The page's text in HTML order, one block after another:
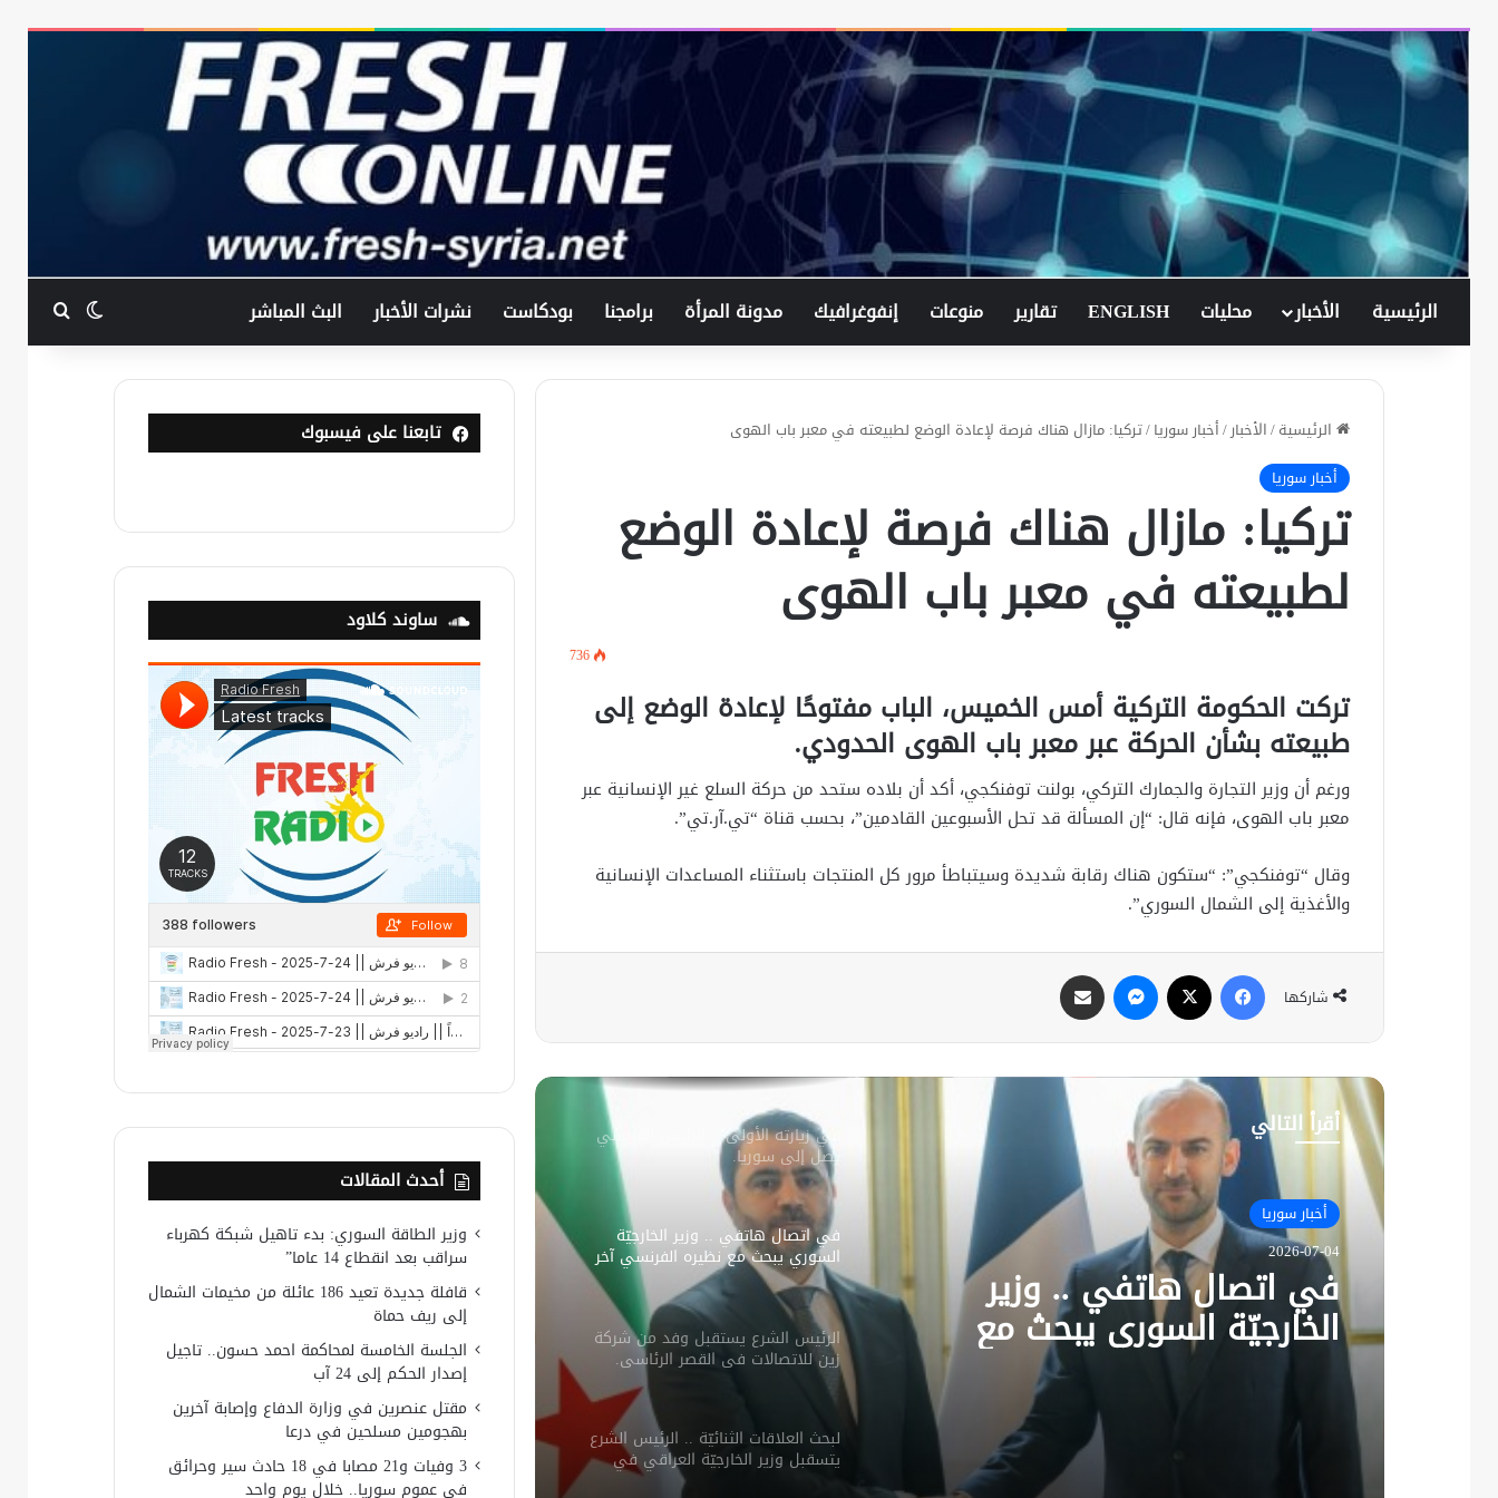
الرئيسية الأخبار محليات ENGLISH تقارير منوعات إنفوغرافيك مدونة المرأة برامجنا بودكاست نشرات الأخبار البث المباشر الوضعبحث
الرئيسية/الأخبار/أخبار سوريا/تركيا: مازال هناك فرصة لإعادة الوضع لطبيعته في معبر باب الهوى
أخبار سوريا
تركيا: مازال هناك فرصة لإعادة الوضع
لطبيعته في معبر باب الهوى
736
تركت الحكومة التركية أمس الخميس، الباب مفتوحًا لإعادة الوضع إلى
طبيعته بشأن الحركة عبر معبر باب الهوى الحدودي.
ورغم أن وزير التجارة والجمارك التركي، بولنت توفنكجي، أكد أن بلاده ستحد من حركة السلع غير الإنسانية عبر
معبر باب الهوى، فإنه قال: “إن المسألة قد تحل الأسبوعين القادمين”، بحسب قناة “تي.آر.تي”.
وقال “توفنكجي”: “ستكون هناك رقابة شديدة وسيتباطأ مرور كل المنتجات باستثناء المساعدات الإنسانية
والأغذية إلى الشمال السوري”.
شاركها
فيسبوك ماسنجر
أقرأ التالي
أخبار سوريا
2026-07-04
في اتصال هاتفي .. وزير
الخارجيّة السوري يبحث مع
نظيره الفرنسي آخر التطورات.
في اتصال هاتفي .. وزير الخارجيّة
السوري يبحث مع نظيره الفرنسي آخر
التطورات.
الرئيس الشرع يستقبل وفد من شركة
زين للاتصالات في القصر الرئاسي.
لبحث العلاقات الثنائيّة .. الرئيس الشرع
يتسقبل وزير الخارجيّة العراقي في
لبحث سبل تعزيز التعليم العالي في
سوريا.. الهيئة الألمانيّة تنظم فعاليّة
في خطوة لاستئناف تقديم الخدمات
القنصليّة .. أمريكا تمنح الاعتماد القنصلي
الإحتلال الإسرائيلي يستهدف منازل
المدنيين في ريف درعا
الإحتلال الإسرائيلي يتحرك في جبل
في قلعة جندل
شخص أثناء ملاحقته في دمشق
دمشق
في زيارته الأولى .. الرئيس الفرنسي
يصل إلى سوريا.
في اتصال هاتفي .. وزير الخارجيّة
السوري يبحث مع نظيره الفرنسي آخر
التطورات.
الرئيس الشرع يستقبل وفد من شركة
زين للاتصالات في القصر الرئاسي.
لبحث العلاقات الثنائيّة .. الرئيس الشرع
يتسقبل وزير الخارجيّة العراقي في
تابعنا على فيسبوك
ساوند كلاود
أحدث المقالات
وزير الطاقة السوري: بدء تاهيل شبكة كهرباء
سراقب بعد انقطاع 14 عاما”
قافلة جديدة تعيد 186 عائلة من مخيمات الشمال
إلى ريف حماة
الجلسة الخامسة لمحاكمة احمد حسون.. تاجيل
إصدار الحكم إلى 24 آب
مقتل عنصرين في وزارة الدفاع وإصابة آخرين
بهجومين مسلحين في درعا
3 وفيات و21 مصابا في 18 حادث سير وحرائق
في عموم سوريا.. خلال يوم واحد